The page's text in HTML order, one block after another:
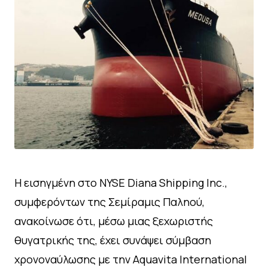
Η εισηγμένη στο NYSE Diana Shipping Inc.,
συμφερόντων της Σεμίραμις Παληού,
ανακοίνωσε ότι, μέσω μιας ξεχωριστής
θυγατρικής της, έχει συνάψει σύμβαση
χρονοναύλωσης με την Aquavita International